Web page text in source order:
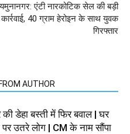
यमुनानगर: एंटी नारकोटिक सेल की बड़ी
कार्रवाई, 40 ग्राम हेरोइन के साथ युवक
गिरफ्तार
AUTHOR
की डेहा बस्ती में फिर बवाल | घर
उतरे लोग | CM के नाम सौंपा